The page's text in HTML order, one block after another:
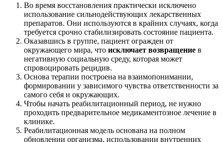
Во время восстановления практически исключено
использование сильнодействующих лекарственных
препаратов. Они используются в крайних случаях, когда
требуется срочно стабилизировать состояние пациента.
Оказавшись в группе, пациент огражден от
окружающего мира, что исключает возвращение в
негативную социальную среду, которая может
спровоцировать рецидив.
Основа терапии построена на взаимопонимании,
формировании у зависимого чувства ответственности за
самого себя и окружающих.
Чтобы начать реабилитационный период, не нужно
проходить предварительное медикаментозное лечение в
клинике.
Реабилитационная модель основана на полном
обновлении организма, использовании внутренних